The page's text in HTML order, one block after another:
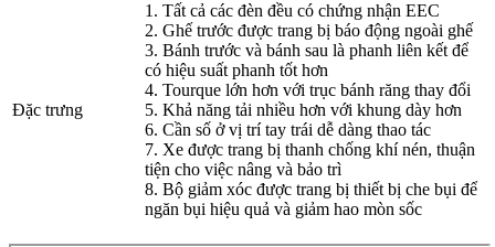
Đặc trưng
1. Tất cả các đèn đều có chứng nhận EEC
2. Ghế trước được trang bị báo động ngoài ghế
3. Bánh trước và bánh sau là phanh liên kết để
có hiệu suất phanh tốt hơn
4. Tourque lớn hơn với trục bánh răng thay đổi
5. Khả năng tải nhiều hơn với khung dày hơn
6. Cần số ở vị trí tay trái dễ dàng thao tác
7. Xe được trang bị thanh chống khí nén, thuận
tiện cho việc nâng và bảo trì
8. Bộ giảm xóc được trang bị thiết bị che bụi để
ngăn bụi hiệu quả và giảm hao mòn sốc